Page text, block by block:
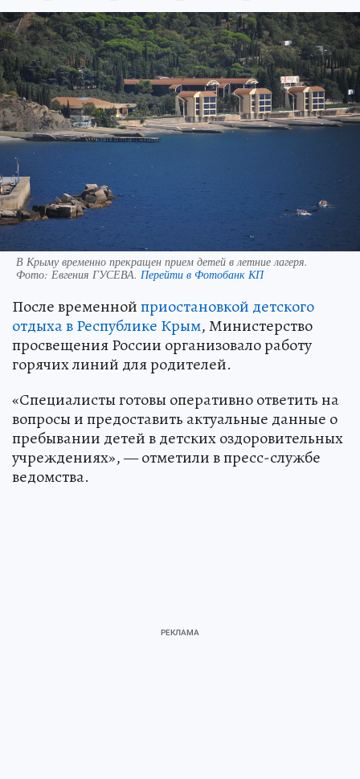
В Крыму временно прекращен прием детей в летние лагеря.
Фото: Евгения ГУСЕВА. Перейти в Фотобанк КП
После временнойприостановкой детского
отдыха в Республике Крым, Министерство
просвещения России организовало работу
горячих линий для родителей.
«Специалисты готовы оперативно ответить на
вопросы и предоставить актуальные данные о
пребывании детей в детских оздоровительных
учреждениях», — отметили в пресс-службе
ведомства.